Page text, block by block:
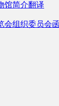
馆简介翻译
会组织委员会